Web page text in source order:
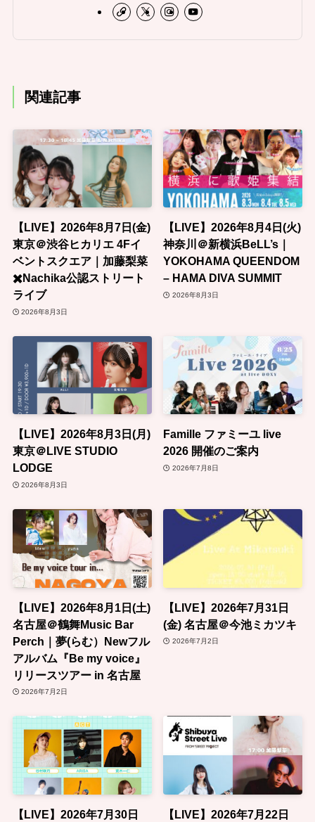
関連記事
【LIVE】2026年8月7日(金)
東京＠渋谷ヒカリエ 4Fイ
ベントスクエア｜加藤梨菜
✖️Nachika公認ストリート
ライブ
2026年8月3日
【LIVE】2026年8月4日(火)
神奈川＠新横浜BeLL’s｜
YOKOHAMA QUEENDOM
– HAMA DIVA SUMMIT
2026年8月3日
【LIVE】2026年8月3日(月)
東京＠LIVE STUDIO
LODGE
2026年8月3日
Famille ファミーユ live
2026 開催のご案内
2026年7月8日
【LIVE】2026年8月1日(土)
名古屋＠鶴舞Music Bar
Perch｜夢(らむ）Newフル
アルバム『Be my voice』
リリースツアー in 名古屋
2026年7月2日
【LIVE】2026年7月31日
(金) 名古屋＠今池ミカツキ
2026年7月2日
【LIVE】2026年7月30日
【LIVE】2026年7月22日